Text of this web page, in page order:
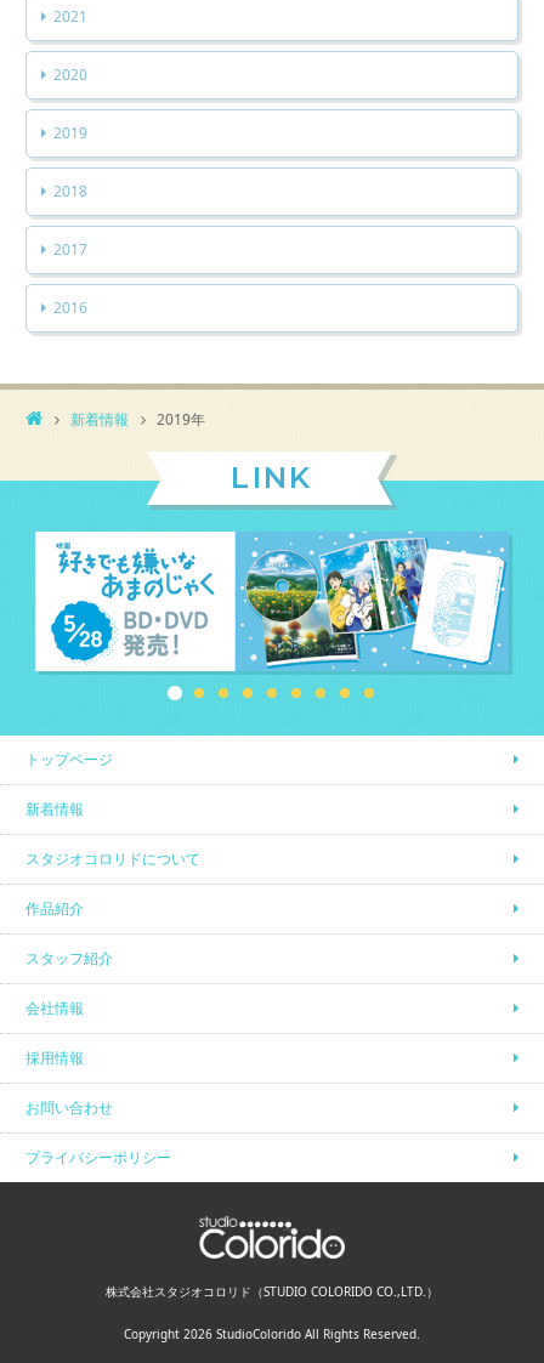
2021
2020
2019
2018
2017
2016
新着情報 2019年
LINK
トップページ
新着情報
スタジオコロリドについて
作品紹介
スタッフ紹介
会社情報
採用情報
お問い合わせ
プライバシーポリシー
株式会社スタジオコロリド（STUDIO COLORIDO CO.,LTD.）
Copyright 2026 StudioColorido All Rights Reserved.